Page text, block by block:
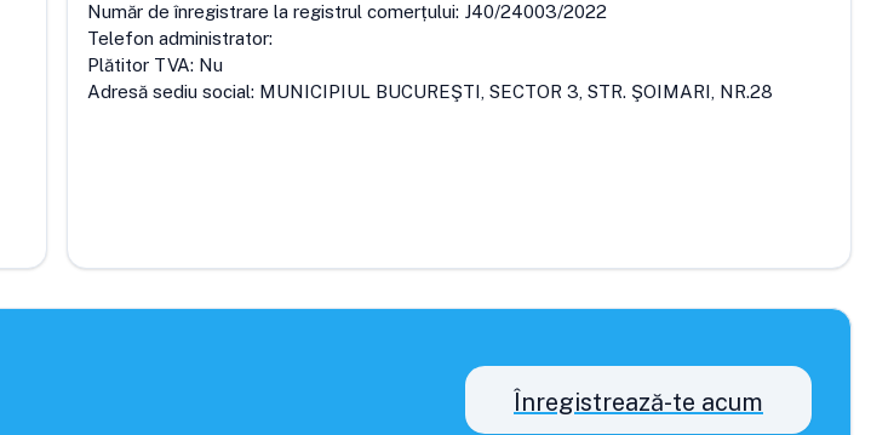
Număr de înregistrare la registrul comerțului: J40/24003/2022
Telefon administrator:
Plătitor TVA: Nu
Adresă sediu social: MUNICIPIUL BUCUREŞTI, SECTOR 3, STR. ŞOIMARI, NR.28
Înregistrează-te acum